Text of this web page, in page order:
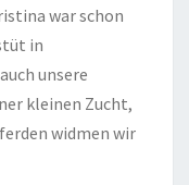
war schon
in
unsere
kleinen Zucht,
widmen wir